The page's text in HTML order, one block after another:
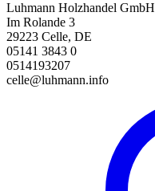
Luhmann Holzhandel GmbH
Im Rolande 3
29223 Celle, DE
05141 3843 0
0514193207
celle@luhmann.info